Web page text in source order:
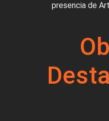
presencia de